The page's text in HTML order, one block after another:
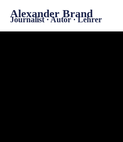
Alexander Brand
Journalist · Autor · Lehrer